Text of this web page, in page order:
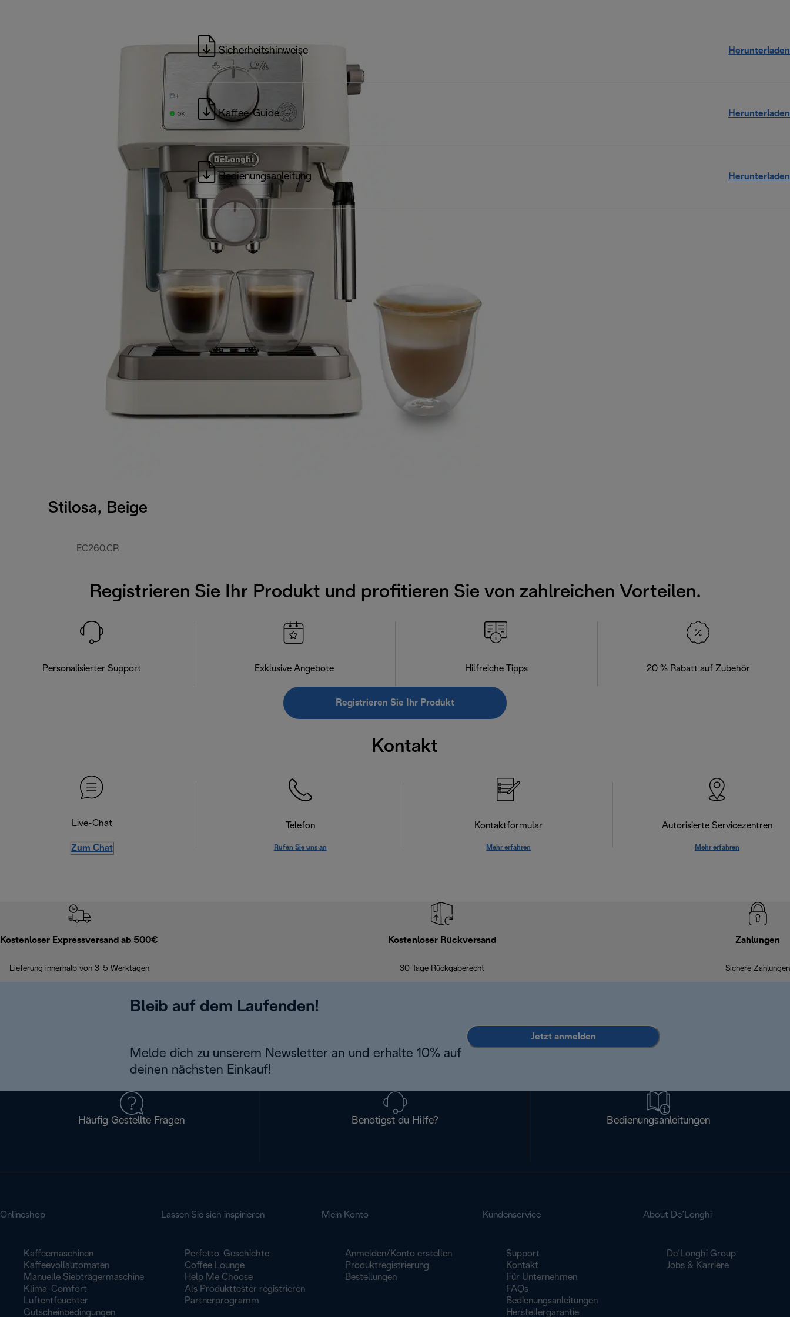
Stilosa, Beige
EC260.CR
Sicherheitshinweise Herunterladen
Kaffee-Guide Herunterladen
Bedienungsanleitung Herunterladen
Registrieren Sie Ihr Produkt und profitieren Sie von zahlreichen Vorteilen.
Personalisierter Support Exklusive Angebote Hilfreiche Tipps 20 % Rabatt auf Zubehör
Registrieren Sie Ihr Produkt
Kontakt
Live-Chat
Zum Chat
Telefon
Rufen Sie uns an
Kontaktformular
Mehr erfahren
Autorisierte Servicezentren
Mehr erfahren
Kostenloser Expressversand ab 500€
Lieferung innerhalb von 3-5 Werktagen
Kostenloser Rückversand
30 Tage Rückgaberecht
Zahlungen
Sichere Zahlungen
Bleib auf dem Laufenden!
Melde dich zu unserem Newsletter an und erhalte 10% auf
deinen nächsten Einkauf!
Jetzt anmelden
Häufig Gestellte Fragen Benötigst du Hilfe? Bedienungsanleitungen
Onlineshop
Kaffeemaschinen
Kaffeevollautomaten
Manuelle Siebträgermaschine
Klima-Comfort
Luftentfeuchter
Gutscheinbedingungen
Lassen Sie sich inspirieren
Perfetto-Geschichte
Coffee Lounge
Help Me Choose
Als Produkttester registrieren
Partnerprogramm
Mein Konto
Anmelden/Konto erstellen
Produktregistrierung
Bestellungen
Kundenservice
Support
Kontakt
Für Unternehmen
FAQs
Bedienungsanleitungen
Herstellergarantie
About De’Longhi
De’Longhi Group
Jobs & Karriere